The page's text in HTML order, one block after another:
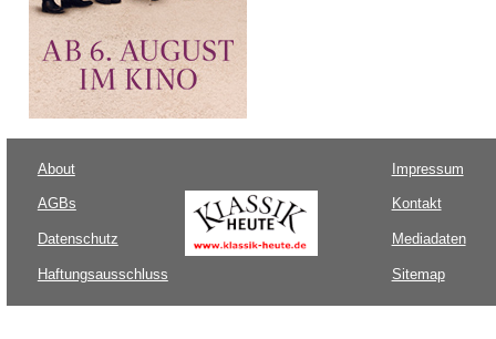
About
AGBs
Datenschutz
Haftungsausschluss
Impressum
Kontakt
Mediadaten
Sitemap